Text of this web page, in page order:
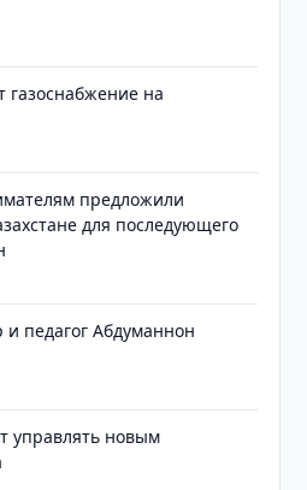
газоснабжение на
предложили
для последующего
педагог Абдуманнон
управлять новым